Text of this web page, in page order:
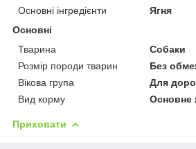
Основні інгредієнти
Ягня
Основні
Тварина
Собаки
Розмір породи тварин
Без
Вікова група
Для
Вид корму
Основне
Приховати